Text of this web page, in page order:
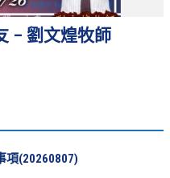
– 劉文煌牧師
項(20260807)